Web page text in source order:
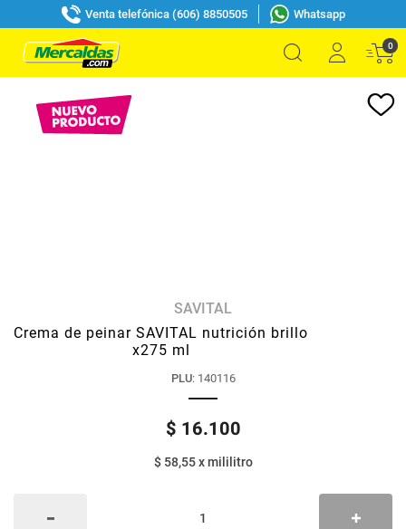
Venta telefónica (606) 8850505 Whatsapp
0
SAVITAL
Crema de peinar SAVITAL nutrición brillo
x275 ml
PLU: 140116
$ 16.100
$ 58,55xmililitro